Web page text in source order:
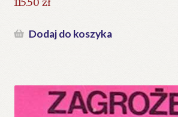
115.50 zł
Dodaj do koszyka